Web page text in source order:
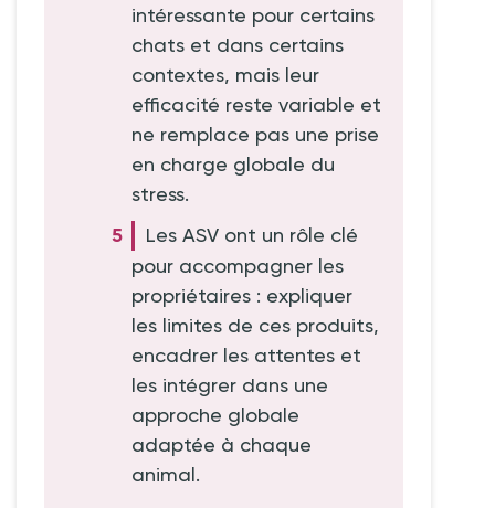
intéressante pour certains
chats et dans certains
contextes, mais leur
efficacité reste variable et
ne remplace pas une prise
en charge globale du
stress.
Les ASV ont un rôle clé
pour accompagner les
propriétaires : expliquer
les limites de ces produits,
encadrer les attentes et
les intégrer dans une
approche globale
adaptée à chaque
animal.